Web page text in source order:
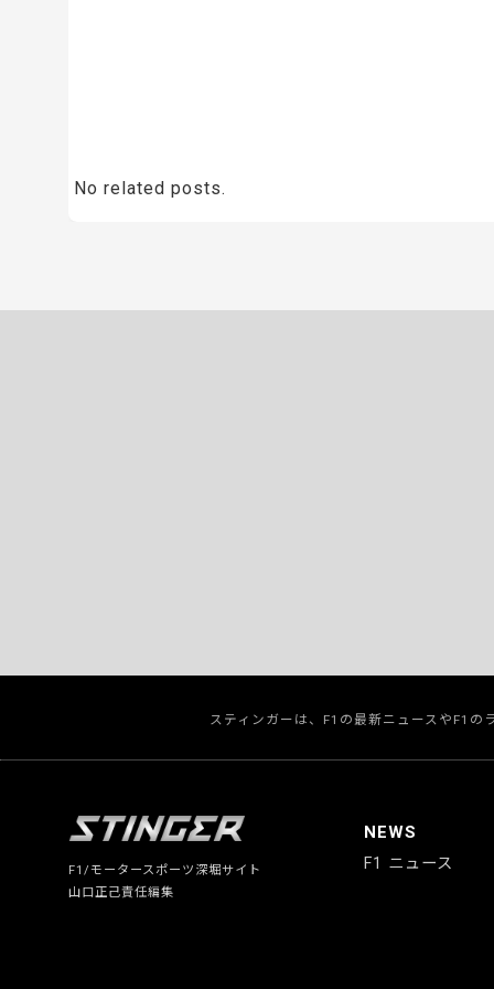
No related posts.
スティンガーは、F1の最新ニュースやF1
F1/モータースポーツ深堀サイト
山口正己責任編集
NEWS
F1 ニュース